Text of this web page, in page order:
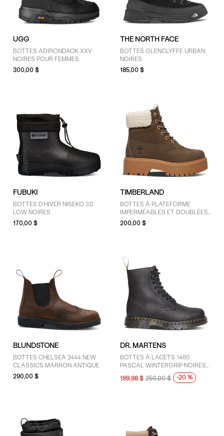
GENRE
Femmes (16)
Unisexe (5)
Blundstone (5)
Dr. Martens (1)
FUBUKI (2)
Sorel (3)
The North Face (2)
UGG (9)
Plus de 125 $ (21)
TAILLE
4.5 (4)
5 (15)
5.5 (7)
7.5 (9)
UGG
BOTTES ADIRONDACK XXV
NOIRES POUR FEMMES
300,00 $
THE NORTH FACE
BOTTES GLENCLYFFE URBAN
NOIRES
185,00 $
FUBUKI
BOTTES D'HIVER NISEKO 3.0
LOW NOIRES
170,00 $
TIMBERLAND
BOTTES À PLATEFORME
IMPERMÉABLES ET DOUBLÉES
STONE STREET BRUNES POUR
200,00 $
BLUNDSTONE
BOTTES CHELSEA 2444 NEW
CLASSICS MARRON ANTIQUE
290,00 $
DR. MARTENS
BOTTES À LACETS 1460
PASCAL WINTERGRIP NOIRES
POUR FEMMES
199,98 $ 250,00 $ -20 %